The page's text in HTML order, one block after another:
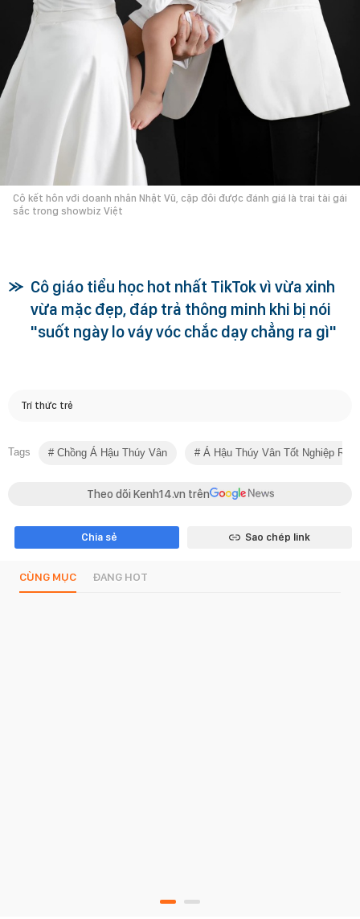
Cô kết hôn với doanh nhân Nhật Vũ, cặp đôi được đánh giá là trai tài gái
sắc trong showbiz Việt
Cô giáo tiểu học hot nhất TikTok vì vừa xinh
vừa mặc đẹp, đáp trả thông minh khi bị nói
"suốt ngày lo váy vóc chắc dạy chẳng ra gì"
Trí thức trẻ
Tags Chồng Á Hậu Thúy Vân Á Hậu Thúy Vân Tốt Nghiệp Rmit
Theo dõi Kenh14.vn trên
Chia sẻ Sao chép link
CÙNG MỤC ĐANG HOT